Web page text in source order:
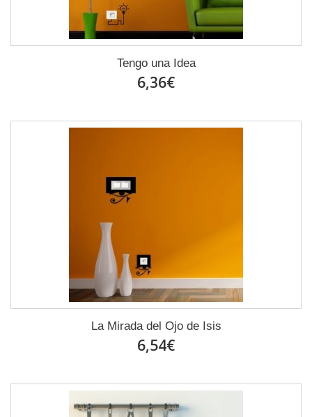
Tengo una Idea
6,36€
La Mirada del Ojo de Isis
6,54€